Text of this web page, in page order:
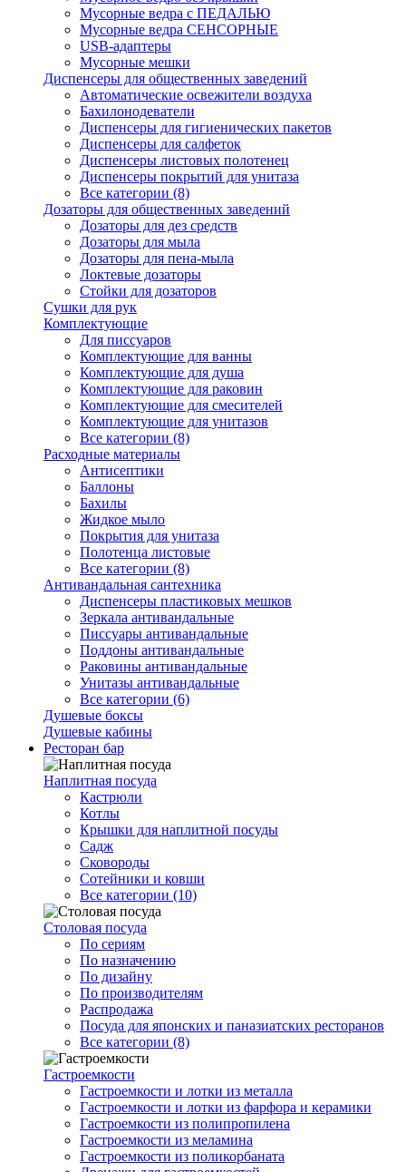
Мусорные ведра с ПЕДАЛЬЮ
Мусорные ведра СЕНСОРНЫЕ
USB-адаптеры
Мусорные мешки
Диспенсеры для общественных заведений
Автоматические освежители воздуха
Бахилонодеватели
Диспенсеры для гигиенических пакетов
Диспенсеры для салфеток
Диспенсеры листовых полотенец
Диспенсеры покрытий для унитаза
Все категории (8)
Дозаторы для общественных заведений
Дозаторы для дез средств
Дозаторы для мыла
Дозаторы для пена-мыла
Локтевые дозаторы
Стойки для дозаторов
Сушки для рук
Комплектующие
Для писсуаров
Комплектующие для ванны
Комплектующие для душа
Комплектующие для раковин
Комплектующие для смесителей
Комплектующие для унитазов
Все категории (8)
Расходные материалы
Антисептики
Баллоны
Бахилы
Жидкое мыло
Покрытия для унитаза
Полотенца листовые
Все категории (8)
Антивандальная сантехника
Диспенсеры пластиковых мешков
Зеркала антивандальные
Писсуары антивандальные
Поддоны антивандальные
Раковины антивандальные
Унитазы антивандальные
Все категории (6)
Душевые боксы
Душевые кабины
Ресторан бар
Наплитная посуда
Кастрюли
Котлы
Крышки для наплитной посуды
Садж
Сковороды
Сотейники и ковши
Все категории (10)
Столовая посуда
По сериям
По назначению
По дизайну
По производителям
Распродажа
Посуда для японских и паназиатских ресторанов
Все категории (8)
Гастроемкости
Гастроемкости и лотки из металла
Гастроемкости и лотки из фарфора и керамики
Гастроемкости из полипропилена
Гастроемкости из меламина
Гастроемкости из поликорбаната